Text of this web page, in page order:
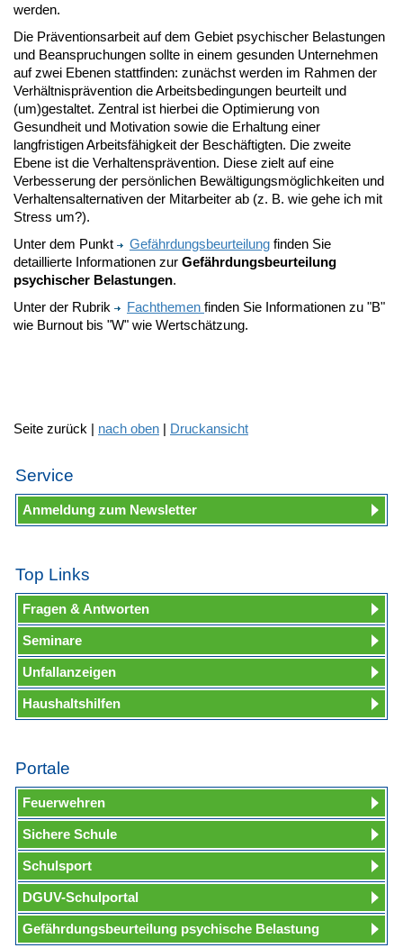
werden.
Die Präventionsarbeit auf dem Gebiet psychischer Belastungen
und Beanspruchungen sollte in einem gesunden Unternehmen
auf zwei Ebenen stattfinden: zunächst werden im Rahmen der
Verhältnisprävention die Arbeitsbedingungen beurteilt und
(um)gestaltet. Zentral ist hierbei die Optimierung von
Gesundheit und Motivation sowie die Erhaltung einer
langfristigen Arbeitsfähigkeit der Beschäftigten. Die zweite
Ebene ist die Verhaltensprävention. Diese zielt auf eine
Verbesserung der persönlichen Bewältigungsmöglichkeiten und
Verhaltensalternativen der Mitarbeiter ab (z. B. wie gehe ich mit
Stress um?).
Unter dem Punkt
Gefährdungsbeurteilung finden Sie
detaillierte Informationen zur Gefährdungsbeurteilung
psychischer Belastungen.
Unter der Rubrik
Fachthemen finden Sie Informationen zu "B"
wie Burnout bis "W" wie Wertschätzung.
Seite zurück | nach oben | Druckansicht
Service
Anmeldung zum Newsletter
Top Links
Fragen & Antworten
Seminare
Unfallanzeigen
Haushaltshilfen
Portale
Feuerwehren
Sichere Schule
Schulsport
DGUV-Schulportal
Gefährdungsbeurteilung psychische Belastung